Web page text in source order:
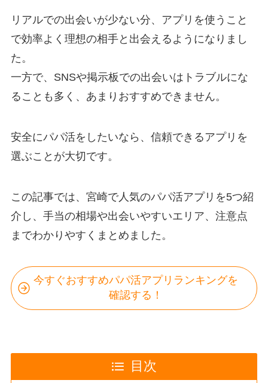
リアルでの出会いが少ない分、アプリを使うこと
で効率よく理想の相手と出会えるようになりまし
た。
一方で、SNSや掲示板での出会いはトラブルにな
ることも多く、あまりおすすめできません。
安全にパパ活をしたいなら、信頼できるアプリを
選ぶことが大切です。
この記事では、宮崎で人気のパパ活アプリを5つ紹
介し、手当の相場や出会いやすいエリア、注意点
までわかりやすくまとめました。
今すぐおすすめパパ活アプリランキングを
確認する！
目次